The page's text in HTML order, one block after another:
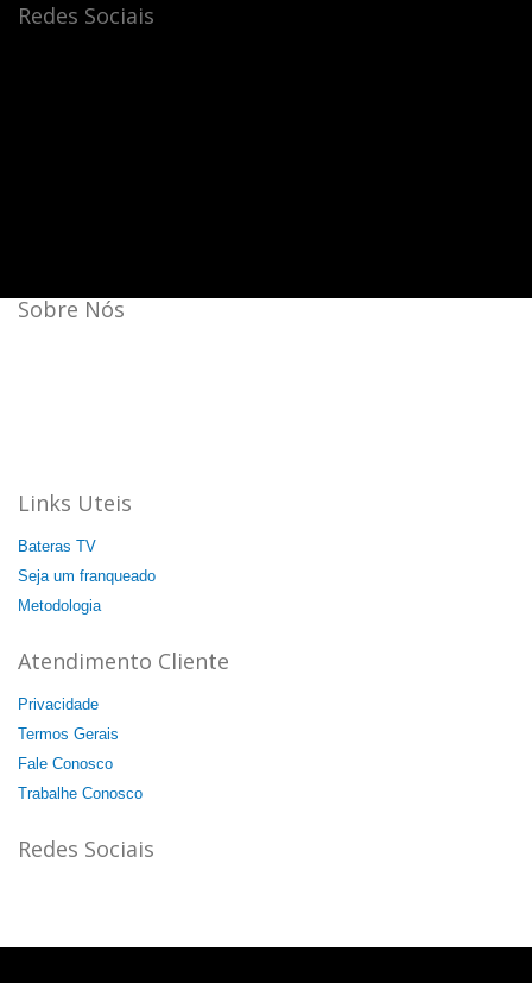
Redes Sociais
Sobre Nós
Links Uteis
Bateras TV
Seja um franqueado
Metodologia
Atendimento Cliente
Privacidade
Termos Gerais
Fale Conosco
Trabalhe Conosco
Redes Sociais